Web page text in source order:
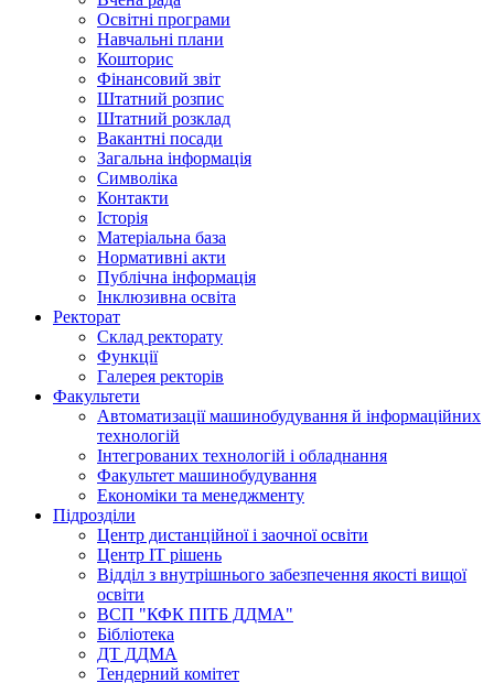
Освітні програми
Навчальні плани
Кошторис
Фінансовий звіт
Штатний розпис
Штатний розклад
Вакантні посади
Загальна інформація
Символіка
Контакти
Історія
Матеріальна база
Нормативні акти
Публічна інформація
Інклюзивна освіта
Ректорат
Склад ректорату
Функції
Галерея ректорів
Факультети
Автоматизації машинобудування й інформаційних
технологій
Інтегрованих технологій і обладнання
Факультет машинобудування
Економіки та менеджменту
Підрозділи
Центр дистанційної і заочної освіти
Центр ІТ рішень
Відділ з внутрішнього забезпечення якості вищої
освіти
ВСП "КФК ПІТБ ДДМА"
Бібліотека
ДТ ДДМА
Тендерний комітет